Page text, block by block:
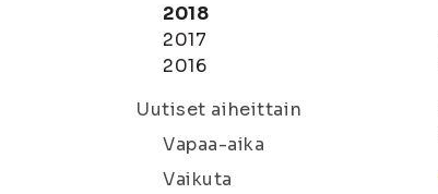
2018
2017
2016
Uutiset aiheittain
Vapaa-aika
Vaikuta